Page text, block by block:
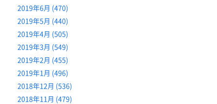
2019年6月 (470)
2019年5月 (440)
2019年4月 (505)
2019年3月 (549)
2019年2月 (455)
2019年1月 (496)
2018年12月 (536)
2018年11月 (479)